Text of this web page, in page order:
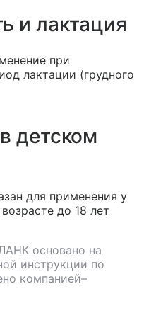
и лактация
при
лактации (грудного
детском
для применения у
до 18 лет
основано на
инструкции по
компанией–